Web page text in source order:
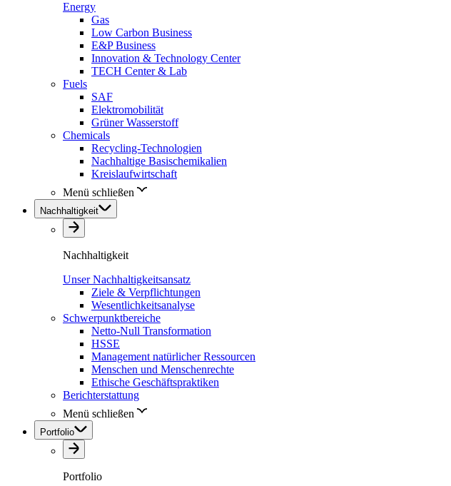
Energy
Gas
Low Carbon Business
E&P Business
Innovation & Technology Center
TECH Center & Lab
Fuels
SAF
Elektromobilität
Grüner Wasserstoff
Chemicals
Recycling-Technologien
Nachhaltige Basischemikalien
Kreislaufwirtschaft
Menü schließen
Nachhaltigkeit
Nachhaltigkeit
Unser Nachhaltigkeitsansatz
Ziele & Verpflichtungen
Wesentlichkeitsanalyse
Schwerpunktbereiche
Netto-Null Transformation
HSSE
Management natürlicher Ressourcen
Menschen und Menschenrechte
Ethische Geschäftspraktiken
Berichterstattung
Menü schließen
Portfolio
Portfolio